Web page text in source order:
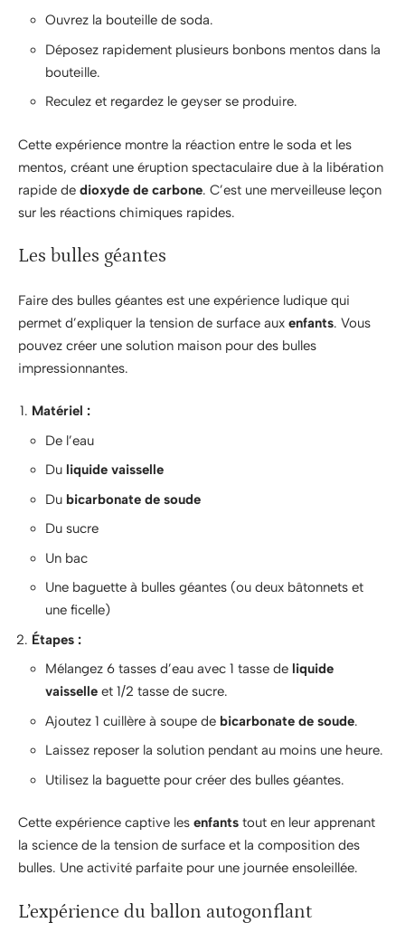
Ouvrez la bouteille de soda.
Déposez rapidement plusieurs bonbons mentos dans la
bouteille.
Reculez et regardez le geyser se produire.
Cette expérience montre la réaction entre le soda et les
mentos, créant une éruption spectaculaire due à la libération
rapide de dioxyde de carbone. C’est une merveilleuse leçon
sur les réactions chimiques rapides.
Les bulles géantes
Faire des bulles géantes est une expérience ludique qui
permet d’expliquer la tension de surface aux enfants. Vous
pouvez créer une solution maison pour des bulles
impressionnantes.
Matériel :
De l’eau
Du liquide vaisselle
Du bicarbonate de soude
Du sucre
Un bac
Une baguette à bulles géantes (ou deux bâtonnets et
une ficelle)
Étapes :
Mélangez 6 tasses d’eau avec 1 tasse de liquide
vaisselle et 1/2 tasse de sucre.
Ajoutez 1 cuillère à soupe de bicarbonate de soude.
Laissez reposer la solution pendant au moins une heure.
Utilisez la baguette pour créer des bulles géantes.
Cette expérience captive les enfants tout en leur apprenant
la science de la tension de surface et la composition des
bulles. Une activité parfaite pour une journée ensoleillée.
L’expérience du ballon autogonflant